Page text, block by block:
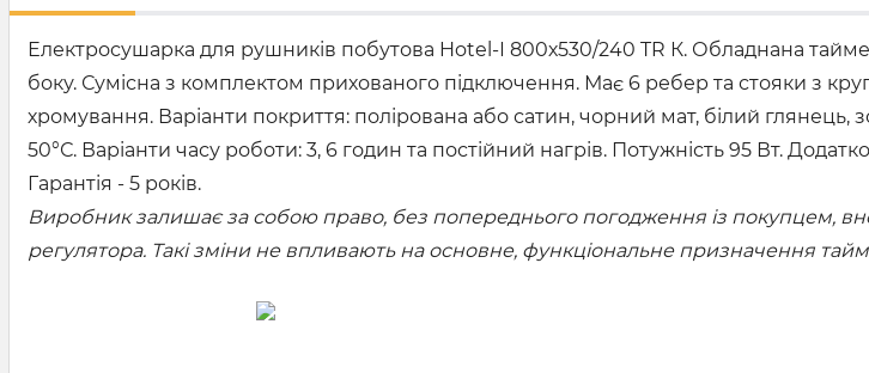
Електросушарка для рушників побутова Hotel-І 800х530/240 TR К. Обладнана
боку. Сумісна з комплектом прихованого підключення. Має 6 ребер та стояки з
хромування. Варіанти покриття: полірована або сатин, чорний мат, білий
50°С. Варіанти часу роботи: 3, 6 годин та постійний нагрів. Потужність 95 Вт.
Гарантія - 5 років.
Виробник залишає за собою право, без попереднього погодження із покупцем,
регулятора. Такі зміни не впливають на основне, функціональне призначення